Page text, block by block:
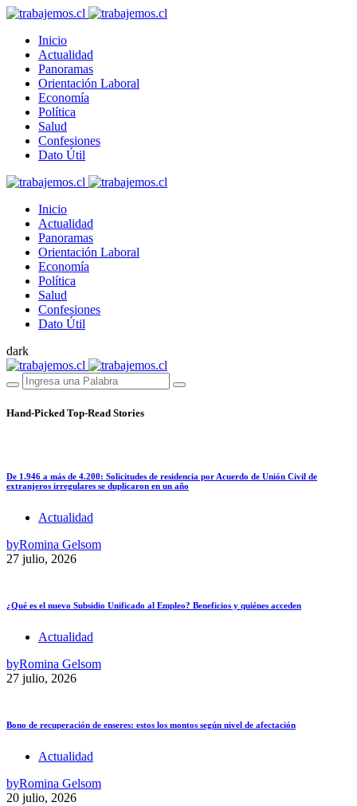
Inicio
Actualidad
Panoramas
Orientación Laboral
Economía
Política
Salud
Confesiones
Dato Útil
Inicio
Actualidad
Panoramas
Orientación Laboral
Economía
Política
Salud
Confesiones
Dato Útil
dark
Hand-Picked Top-Read Stories
De 1.946 a más de 4.200: Solicitudes de residencia por Acuerdo de Unión Civil de
extranjeros irregulares se duplicaron en un año
Actualidad
byRomina Gelsom
27 julio, 2026
¿Qué es el nuevo Subsidio Unificado al Empleo? Beneficios y quiénes acceden
Actualidad
byRomina Gelsom
27 julio, 2026
Bono de recuperación de enseres: estos los montos según nivel de afectación
Actualidad
byRomina Gelsom
20 julio, 2026